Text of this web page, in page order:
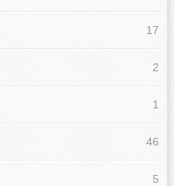
17
2
1
46
5